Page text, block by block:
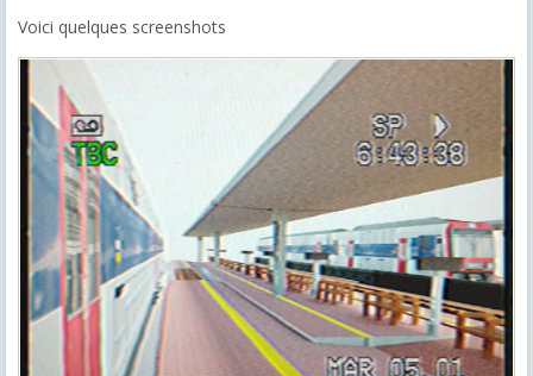
Voici quelques screenshots